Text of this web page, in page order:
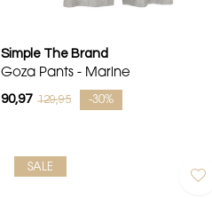
Simple The Brand
Goza Pants - Marine
90,97 129,95 -30%
SALE